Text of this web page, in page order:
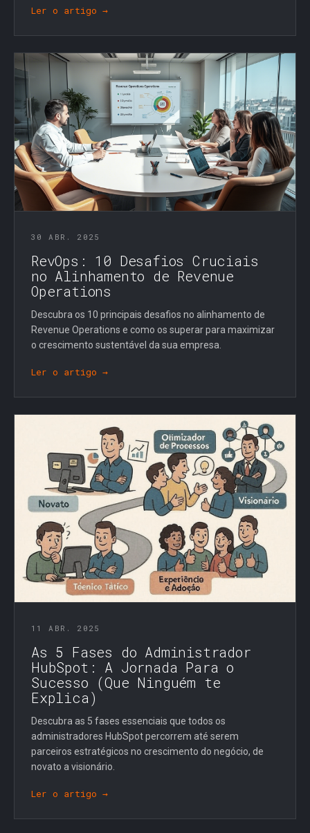
Ler o artigo →
30 ABR. 2025
RevOps: 10 Desafios Cruciais
no Alinhamento de Revenue
Operations
Descubra os 10 principais desafios no alinhamento de
Revenue Operations e como os superar para maximizar
o crescimento sustentável da sua empresa.
Ler o artigo →
11 ABR. 2025
As 5 Fases do Administrador
HubSpot: A Jornada Para o
Sucesso (Que Ninguém te
Explica)
Descubra as 5 fases essenciais que todos os
administradores HubSpot percorrem até serem
parceiros estratégicos no crescimento do negócio, de
novato a visionário.
Ler o artigo →